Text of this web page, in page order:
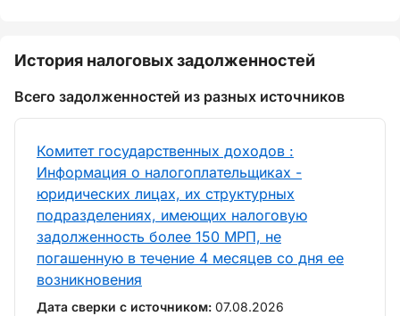
История налоговых задолженностей
Всего задолженностей из разных источников
Комитет государственных доходов :
Информация о налогоплательщиках -
юридических лицах, их структурных
подразделениях, имеющих налоговую
задолженность более 150 МРП, не
погашенную в течение 4 месяцев со дня ее
возникновения
Дата сверки с источником: 07.08.2026